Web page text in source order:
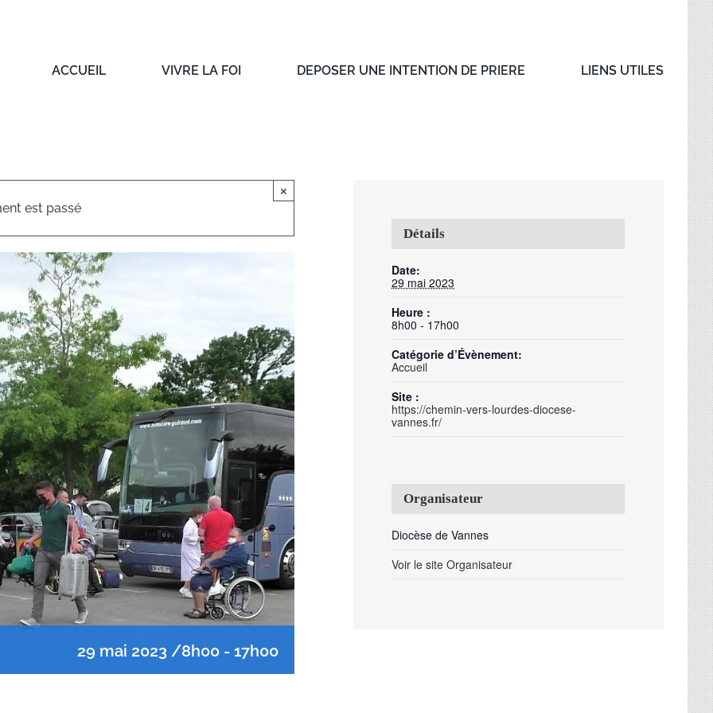
ACCUEIL VIVRE LA FOI DEPOSER UNE INTENTION DE PRIERE LIENS UTILES
est passé
×
29 mai 2023 /8h00 - 17h00
Détails
Date:
29 mai 2023
Heure :
8h00 - 17h00
Catégorie d’Évènement:
Accueil
Site :
https://chemin-vers-lourdes-diocese-
vannes.fr/
Organisateur
Diocèse de Vannes
Voir le site Organisateur